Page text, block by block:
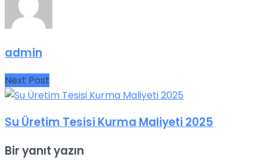
admin
Next Post
Su Üretim Tesisi Kurma Maliyeti 2025
Bir yanıt yazın